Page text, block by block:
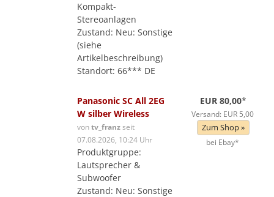
Kompakt-
Stereoanlagen
Zustand: Neu: Sonstige
(siehe
Artikelbeschreibung)
Standort: 66*** DE
Panasonic SC All 2EG
W silber Wireless
vontv_franzseit
07.08.2026, 10:24 Uhr
Produktgruppe:
Lautsprecher &
Subwoofer
Zustand: Neu: Sonstige
EUR 80,00*
Versand: EUR 5,00
Zum Shop »
bei Ebay*